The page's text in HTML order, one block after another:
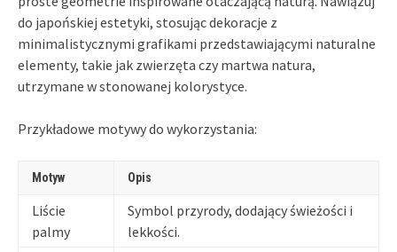
do japońskiej estetyki, stosując dekoracje z
minimalistycznymi grafikami przedstawiającymi naturalne
elementy, takie jak zwierzęta czy martwa natura,
utrzymane w stonowanej kolorystyce.
Przykładowe motywy do wykorzystania:
Motyw Opis
Liście
palmy
Symbol przyrody, dodający świeżości i
lekkości.